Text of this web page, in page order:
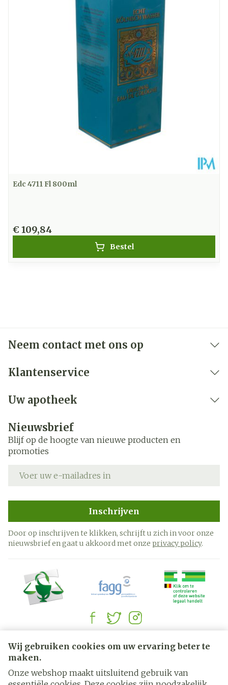
Wij gebruiken cookies om uw ervaring beter te
maken.
Onze webshop maakt uitsluitend gebruik van
Edc 4711 Fl 800ml
€ 109,84
Bestel
Neem contact met ons op
Klantenservice
Uw apotheek
Nieuwsbrief
Blijf op de hoogte van nieuwe producten en
promoties
Inschrijven
Door op inschrijven te klikken, schrijft u zich in voor onze
nieuwsbrief en gaat u akkoord met onze privacy policy.
Juridische links